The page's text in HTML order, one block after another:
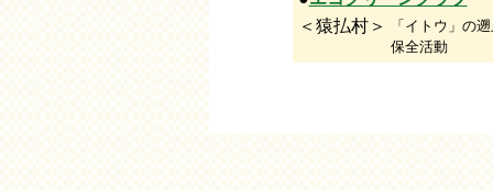
＜猿払村＞
「イトウ」の
保全活動